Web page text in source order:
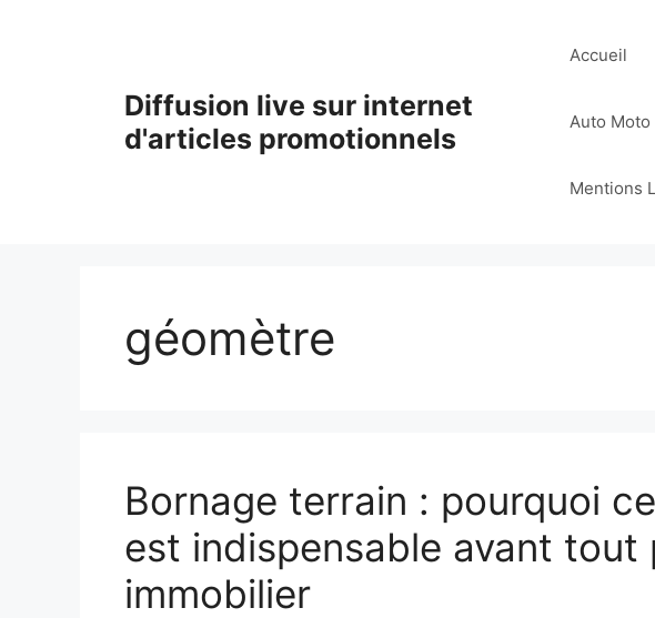
Diffusion live sur internet
d'articles promotionnels
Accueil
Auto Moto
Mentions
géomètre
Bornage terrain : pourquoi
est indispensable avant tout
immobilier